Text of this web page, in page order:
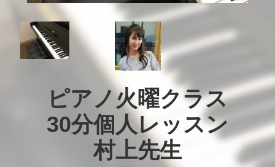
ピアノ火曜クラス
30分個人レッスン
村上先生